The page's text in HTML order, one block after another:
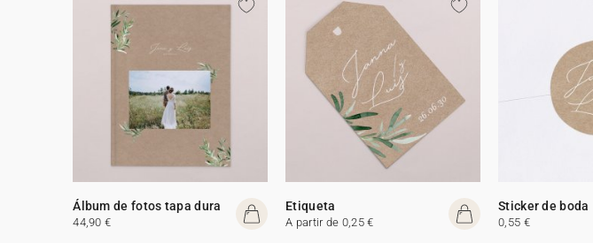
Álbum de fotos tapa dura
44,90 €
Etiqueta
A partir de 0,25 €
Sticker de boda
0,55 €